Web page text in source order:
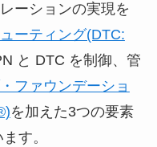
ーションの実現を
ーティング(DTC:
と DTC を制御、管
ファウンデーショ
を加えた3つの要素
す。